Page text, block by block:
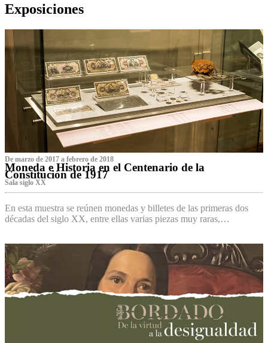
Exposiciones
De marzo de 2017 a febrero de 2018
Moneda e Historia en el Centenario de la
Constitución de 1917
Sala siglo XX
En esta muestra se reúnen monedas y billetes de las primeras dos
décadas del siglo XX, entre ellas varias piezas muy raras,…